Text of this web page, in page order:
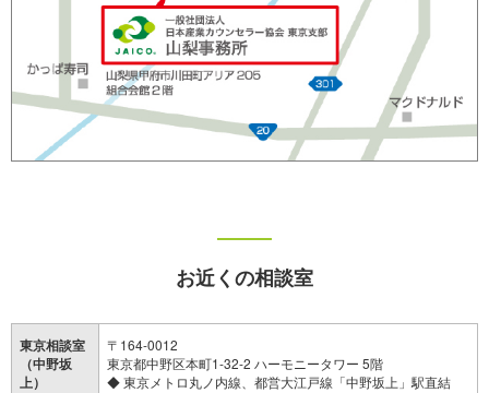
お近くの相談室
東京相談室
（中野坂
上）
〒164-0012
東京都中野区本町1-32-2 ハーモニータワー 5階
◆ 東京メトロ丸ノ内線、都営大江戸線「中野坂上」駅直結